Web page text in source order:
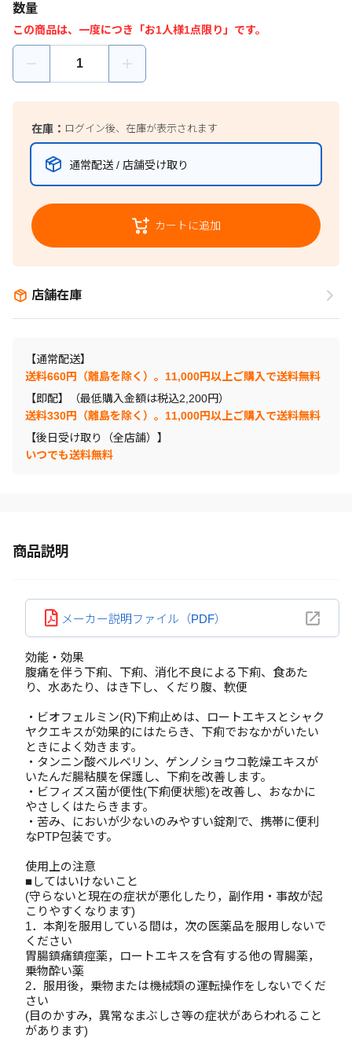
数量
この商品は、一度につき「お1人様1点限り」です。
在庫： ログイン後、在庫が表示されます
通常配送 / 店舗受け取り
カートに追加
店舗在庫
【通常配送】
送料660円（離島を除く）。11,000円以上ご購入で送料無料
【即配】（最低購入金額は税込2,200円）
送料330円（離島を除く）。11,000円以上ご購入で送料無料
【後日受け取り（全店舗）】
いつでも送料無料
商品説明
メーカー説明ファイル（PDF）
効能・効果
腹痛を伴う下痢、下痢、消化不良による下痢、食あた
り、水あたり、はき下し、くだり腹、軟便
・ビオフェルミン(R)下痢止めは、ロートエキスとシャク
ヤクエキスが効果的にはたらき、下痢でおなかがいたい
ときによく効きます。
・タンニン酸ベルベリン、ゲンノショウコ乾燥エキスが
いたんだ腸粘膜を保護し、下痢を改善します。
・ビフィズス菌が便性(下痢便状態)を改善し、おなかに
やさしくはたらきます。
・苦み、においが少ないのみやすい錠剤で、携帯に便利
なPTP包装です。
使用上の注意
■してはいけないこと
(守らないと現在の症状が悪化したり，副作用・事故が起
こりやすくなります)
1．本剤を服用している間は，次の医薬品を服用しないで
ください
胃腸鎮痛鎮痙薬，ロートエキスを含有する他の胃腸薬，
乗物酔い薬
2．服用後，乗物または機械類の運転操作をしないでくだ
さい
(目のかすみ，異常なまぶしさ等の症状があらわれること
があります)